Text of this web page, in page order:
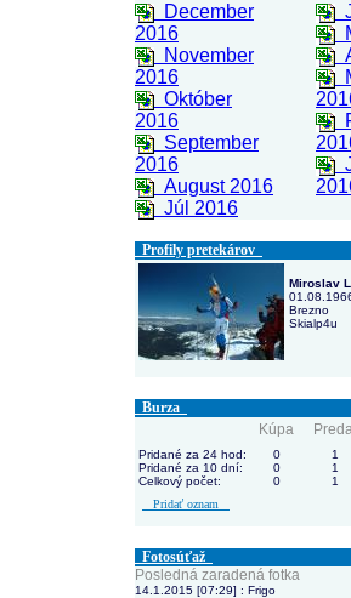
December
2016
November
2016
Október
2016
September
2016
August 2016
Júl 2016
Profily pretekárov
Miroslav
Brezno
Skialp4u
Burza
Kúpa
Pridané za 24 hod:
Pridané za 10 dní:
Celkový počet:
0
0
0
1
1
1
Pridať oznam
Fotosúťaž
Posledná zaradená fotka
14.1.2015 [07:29] : Frigo